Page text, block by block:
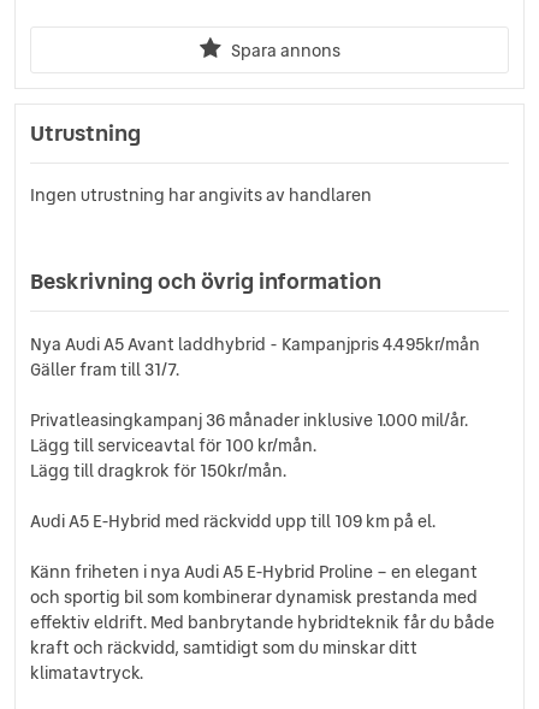
Spara annons
Utrustning
Ingen utrustning har angivits av handlaren
Beskrivning och övrig information
Nya Audi A5 Avant laddhybrid - Kampanjpris 4.495kr/mån
Gäller fram till 31/7.
Privatleasingkampanj 36 månader inklusive 1.000 mil/år.
Lägg till serviceavtal för 100 kr/mån.
Lägg till dragkrok för 150kr/mån.
Audi A5 E-Hybrid med räckvidd upp till 109 km på el.
Känn friheten i nya Audi A5 E-Hybrid Proline – en elegant
och sportig bil som kombinerar dynamisk prestanda med
effektiv eldrift. Med banbrytande hybridteknik får du både
kraft och räckvidd, samtidigt som du minskar ditt
klimatavtryck.